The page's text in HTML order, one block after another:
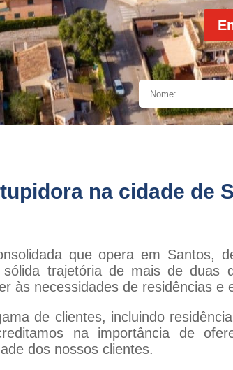
na cidade de
que opera em Santos,
trajetória de mais de duas
às necessidades de residências e
de clientes, incluindo
na importância de
dos nossos clientes.